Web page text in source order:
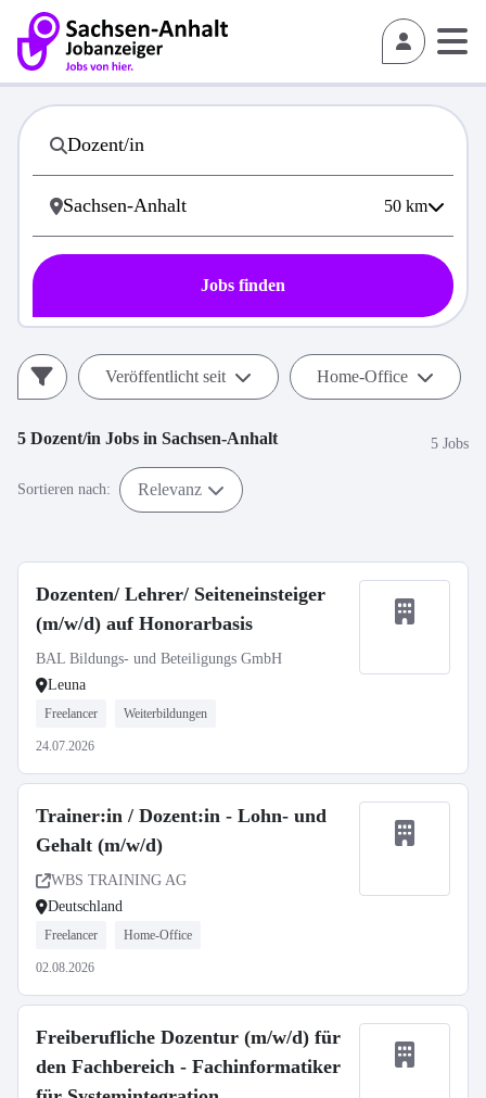
50 km
Jobs finden
Veröffentlicht seit Home-Office
5 Dozent/in Jobs in Sachsen-Anhalt 5 Jobs
Sortieren nach: Relevanz
Dozenten/ Lehrer/ Seiteneinsteiger
(m/w/d) auf Honorarbasis
BAL Bildungs- und Beteiligungs GmbH
Leuna
Freelancer Weiterbildungen
24.07.2026
Trainer:in / Dozent:in - Lohn- und
Gehalt (m/w/d)
WBS TRAINING AG
Deutschland
Freelancer Home-Office
02.08.2026
Freiberufliche Dozentur (m/w/d) für
den Fachbereich - Fachinformatiker